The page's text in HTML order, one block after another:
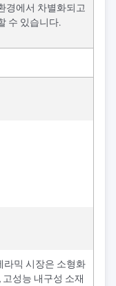
경에서 차별화되고
수 있습니다.
라믹 시장은 소형화
성능 내구성 소재